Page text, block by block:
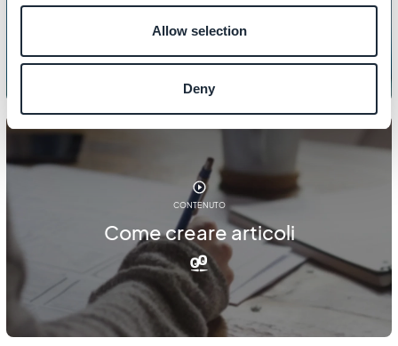
Allow selection
Deny
404
CONTENUTO
Come creare articoli